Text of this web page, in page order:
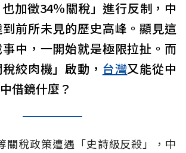
加徵34％關稅」進行反制，中
前所未見的歷史高峰。顯見這
中，一開始就是極限拉扯。而
絞肉機」啟動， 台灣又能從中
借鏡什麼？
關稅政策遭遇「史詩級反殺」，中